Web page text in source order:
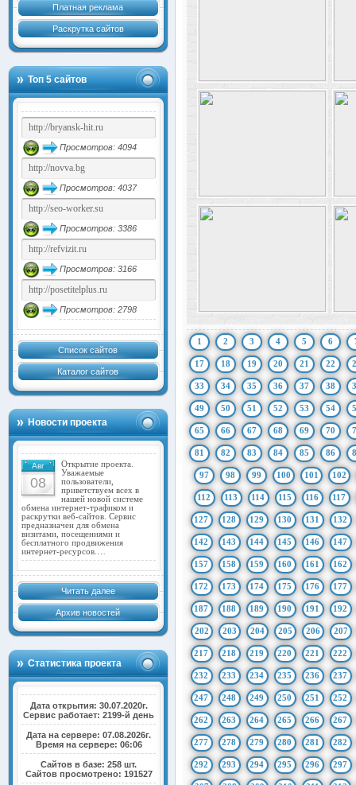
Платная реклама
Раскрутка сайтов
Топ 5 сайтов
Просмотров: 4094
Просмотров: 4037
Просмотров: 3386
Просмотров: 3166
Просмотров: 2798
Список сайтов
Каталог сайтов
Новости проекта
Авг
08
Открытие проекта.
Уважаемые
пользователи,
приветствуем всех в
нашей новой системе
обмена интернет-трафиком и
раскрутки веб-сайтов. Сервис
предназначен для обмена
визитами, посещениями и
бесплатного продвижения
интернет-ресурсов.…
Читать далее
Архив новостей
Статистика проекта
Дата открытия: 30.07.2020г.
Сервис работает: 2199-й день
Дата на сервере: 07.08.2026г.
Время на сервере: 06:06
Сайтов в базе: 258 шт.
Сайтов просмотрено: 191527
1 2 3 4 5 6
17 18 19 20 21 22
33 34 35 36 37 38
49 50 51 52 53 54
65 66 67 68 69 70
81 82 83 84 85 86
97 98 99 100 101 102
112 113 114 115 116 117
127 128 129 130 131 132
142 143 144 145 146 147
157 158 159 160 161 162
172 173 174 175 176 177
187 188 189 190 191 192
202 203 204 205 206 207
217 218 219 220 221 222
232 233 234 235 236 237
247 248 249 250 251 252
262 263 264 265 266 267
277 278 279 280 281 282
292 293 294 295 296 297